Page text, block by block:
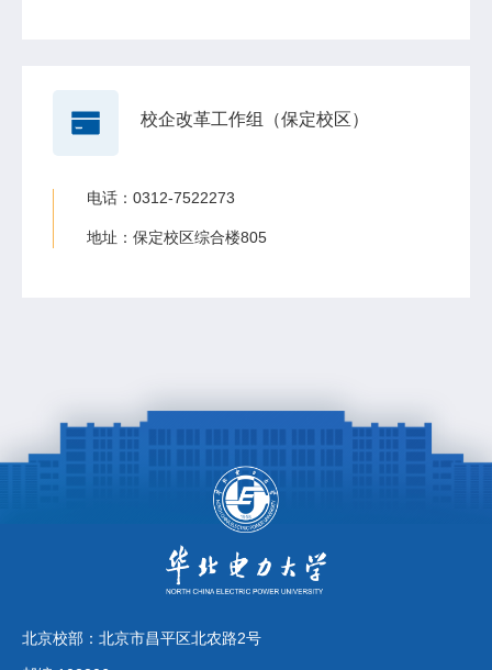
校企改革工作组（保定校区）
电话：0312-7522273
地址：保定校区综合楼805
北京校部：北京市昌平区北农路2号